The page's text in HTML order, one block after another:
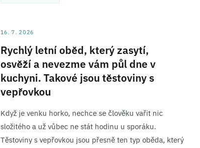
16. 7. 2026
Rychlý letní oběd, který zasytí,
osvěží a nevezme vám půl dne v
kuchyni. Takové jsou těstoviny s
vepřovkou
Když je venku horko, nechce se člověku vařit nic
složitého a už vůbec ne stát hodinu u sporáku.
Těstoviny s vepřovkou jsou přesně ten typ oběda, který